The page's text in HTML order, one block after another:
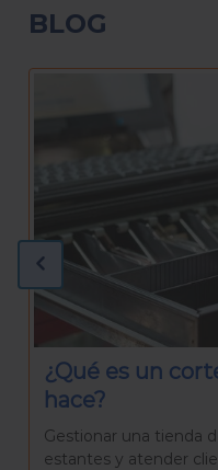
BLOG
¿Qué necesitas
Rosca de Reyes
La Rosca de Reyes
delicioso. Es una